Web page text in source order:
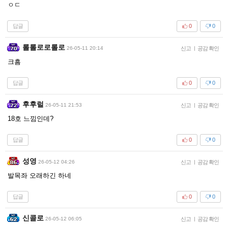
ㅇㄷ
답글 0
0
롤롤로로롤로 26-05-11 20:14 신고 | 공감 확인
크흠
답글 0
0
후후럴 26-05-11 21:53 신고 | 공감 확인
18호 느낌인데?
답글 0
0
성영 26-05-12 04:26 신고 | 공감 확인
발목좌 오래하긴 하네
답글 0
0
신콜로 26-05-12 06:05 신고 | 공감 확인